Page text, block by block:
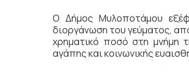
Ο Δήμος Μυλοποτάμου
διοργάνωση του γεύματος,
χρηματικό ποσό στη μνήμη
αγάπης και κοινωνικής